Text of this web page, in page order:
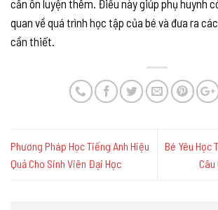
cần ôn luyện thêm. Điều này giúp phụ huynh
quan về quá trình học tập của bé và đưa ra
cần thiết.
Phương Pháp Học Tiếng Anh Hiệu
Quả Cho Sinh Viên Đại Học
Bé Yêu Học
Câu